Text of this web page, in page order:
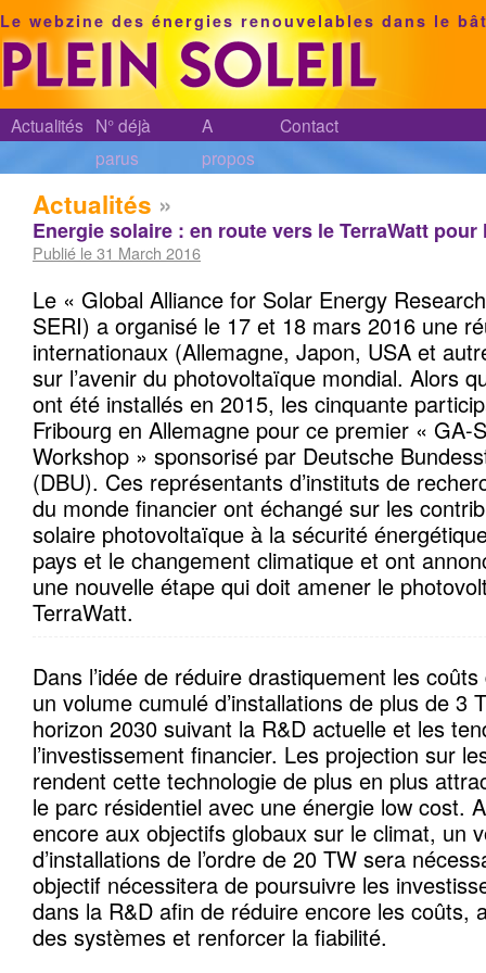
Le webzine des énergies renouvelables dans le
Actualités N° déjà
parus
A
propos
Contact
Actualités »
Energie solaire : en route vers le TerraWatt pour
Publié le 31 March 2016
Le « Global Alliance for Solar Energy
SERI) a organisé le 17 et 18 mars 2016 une
internationaux (Allemagne, Japon, USA et
sur l’avenir du photovoltaïque mondial. Alors
ont été installés en 2015, les cinquante
Fribourg en Allemagne pour ce premier « GA-
Workshop » sponsorisé par Deutsche
(DBU). Ces représentants d’instituts de
du monde financier ont échangé sur les
solaire photovoltaïque à la sécurité
pays et le changement climatique et ont
une nouvelle étape qui doit amener le
TerraWatt.
Dans l’idée de réduire drastiquement les
un volume cumulé d’installations de plus de 3
horizon 2030 suivant la R&D actuelle et les
l’investissement financier. Les projection sur
rendent cette technologie de plus en plus
le parc résidentiel avec une énergie low cost.
encore aux objectifs globaux sur le climat, un
d’installations de l’ordre de 20 TW sera
objectif nécessitera de poursuivre les
dans la R&D afin de réduire encore les coûts,
des systèmes et renforcer la fiabilité.